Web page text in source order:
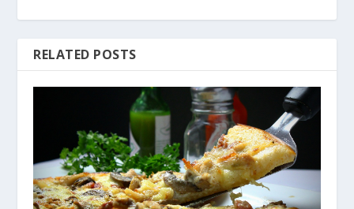
RELATED POSTS